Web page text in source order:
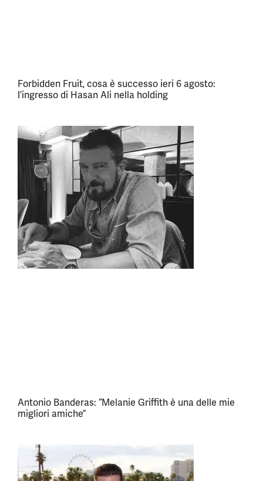
Forbidden Fruit, cosa è successo ieri 6 agosto:
l’ingresso di Hasan Ali nella holding
Antonio Banderas: “Melanie Griffith è una delle mie
migliori amiche”